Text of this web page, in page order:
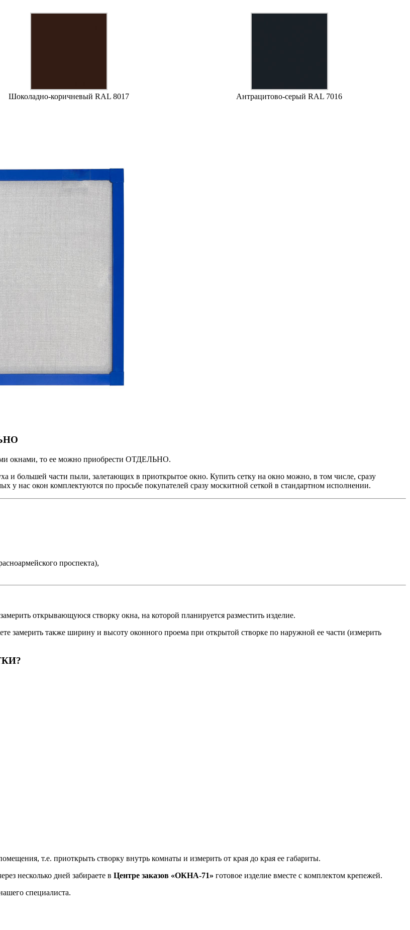
Шоколадно-коричневый RAL 8017 Антрацитово-серый RAL 7016
окнами, то ее можно приобрести ОТДЕЛЬНО.
и большей части пыли, залетающих в приоткрытое окно. Купить сетку на окно можно, в том числе, сразу
нас окон комплектуются по просьбе покупателей сразу москитной сеткой в стандартном исполнении.
проспекта),
открывающуюся створку окна, на которой планируется разместить изделие.
замерить также ширину и высоту оконного проема при открытой створке по наружной ее части (измерить
т.е. приоткрыть створку внутрь комнаты и измерить от края до края ее габариты.
несколько дней забираете в Центре заказов «ОКНА-71» готовое изделие вместе с комплектом крепежей.
специалиста.